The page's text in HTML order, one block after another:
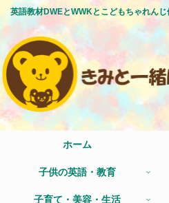
英語教材DWEとWWKとこどもちゃれん
ホーム
子供の英語・教育
子育て・美容・生活